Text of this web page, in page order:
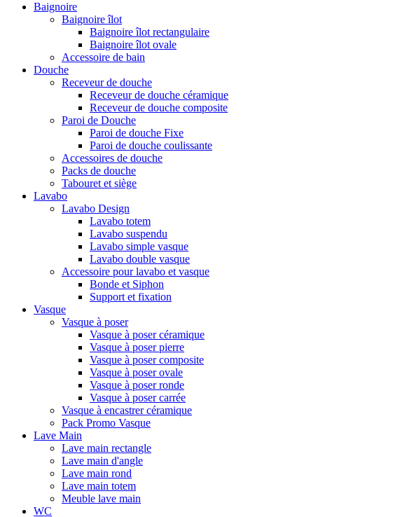
Baignoire
Baignoire îlot
Baignoire îlot rectangulaire
Baignoire îlot ovale
Accessoire de bain
Douche
Receveur de douche
Receveur de douche céramique
Receveur de douche composite
Paroi de Douche
Paroi de douche Fixe
Paroi de douche coulissante
Accessoires de douche
Packs de douche
Tabouret et siège
Lavabo
Lavabo Design
Lavabo totem
Lavabo suspendu
Lavabo simple vasque
Lavabo double vasque
Accessoire pour lavabo et vasque
Bonde et Siphon
Support et fixation
Vasque
Vasque à poser
Vasque à poser céramique
Vasque à poser pierre
Vasque à poser composite
Vasque à poser ovale
Vasque à poser ronde
Vasque à poser carrée
Vasque à encastrer céramique
Pack Promo Vasque
Lave Main
Lave main rectangle
Lave main d'angle
Lave main rond
Lave main totem
Meuble lave main
WC